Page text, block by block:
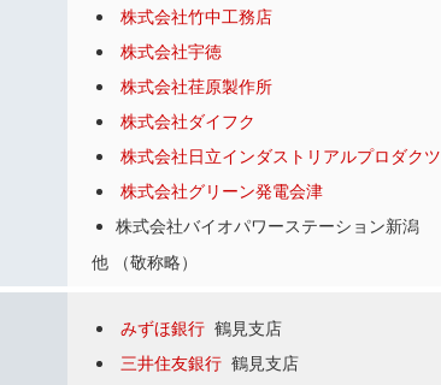
株式会社竹中工務店
株式会社宇徳
株式会社荏原製作所
株式会社ダイフク
株式会社日立インダストリアルプロダクツ
株式会社グリーン発電会津
株式会社バイオパワーステーション新潟
他 （敬称略）
みずほ銀行 鶴見支店
三井住友銀行 鶴見支店